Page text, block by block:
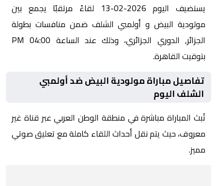
يستضيف اليوم 2026-02-13 لقاءً مرتقبًا يجمع بين
مولودية البيض و أولمبي الشلف ضمن منافسات بطولة
الجزائر, الدوري الجزائري، وذلك عند الساعة 04:00 PM
بتوقيت القاهرة.
تفاصيل مباراة مولودية البيض ضد أولمبي
الشلف اليوم
تُبث المباراة مباشرة في منطقة الوطن العربي عبر قناة غير
معروف، حيث يتم نقل أحداث اللقاء كاملة مع تعليق صوتي
مميز.